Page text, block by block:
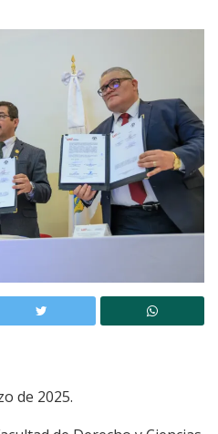
de 2025.